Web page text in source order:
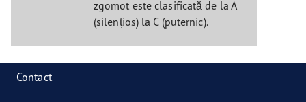
zgomot este clasificată de la A
(silențios) la C (puternic).
Contact